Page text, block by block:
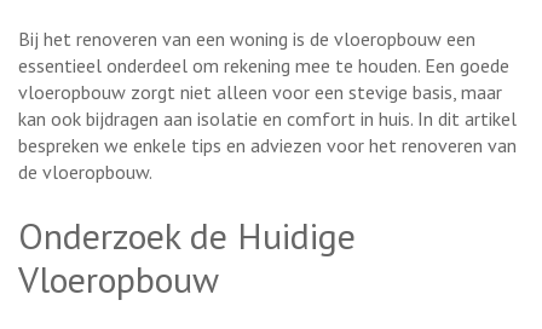
Bij het renoveren van een woning is de vloeropbouw een
essentieel onderdeel om rekening mee te houden. Een goede
vloeropbouw zorgt niet alleen voor een stevige basis, maar
kan ook bijdragen aan isolatie en comfort in huis. In dit artikel
bespreken we enkele tips en adviezen voor het renoveren van
de vloeropbouw.
Onderzoek de Huidige
Vloeropbouw